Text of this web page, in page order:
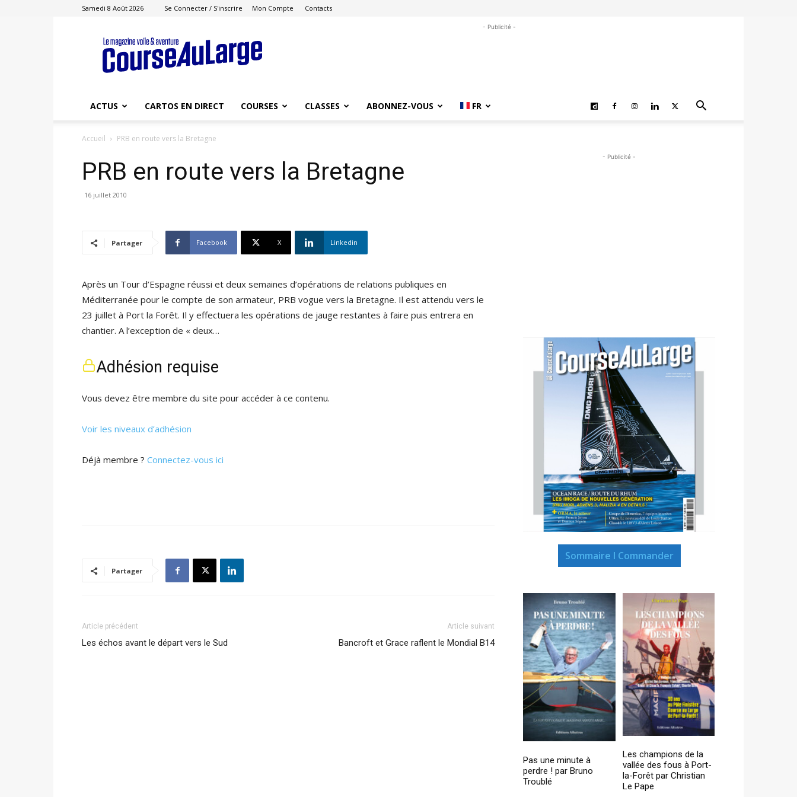
Samedi 8 Août 2026 Se Connecter / S'inscrire Mon Compte Contacts
Course
au
Large
- Publicité -
ACTUS CARTOS EN DIRECT COURSES CLASSES ABONNEZ-VOUS FR
Accueil PRB en route vers la Bretagne
PRB en route vers la Bretagne
16 juillet 2010
Partager Facebook X Linkedin
Après un Tour d’Espagne réussi et deux semaines d’opérations de relations publiques en
Méditerranée pour le compte de son armateur, PRB vogue vers la Bretagne. Il est attendu vers le
23 juillet à Port la Forêt. Il y effectuera les opérations de jauge restantes à faire puis entrera en
chantier. A l’exception de « deux…
Adhésion requise
Vous devez être membre du site pour accéder à ce contenu.
Voir les niveaux d’adhésion
Déjà membre ? Connectez-vous ici
Partager
Article précédent
Les échos avant le départ vers le Sud
Article suivant
Bancroft et Grace raflent le Mondial B14
- Publicité -
Sommaire I Commander
Pas une minute à
perdre ! par Bruno
Troublé
Les champions de la
vallée des fous à Port-
la-Forêt par Christian
Le Pape